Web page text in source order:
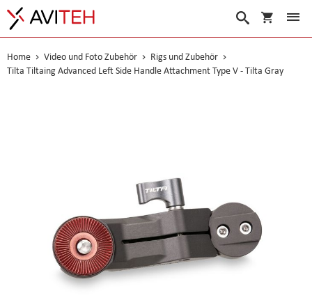
Suche
Home Video und Foto Zubehör
Rigs und Zubehör
Tilta Tiltaing Advanced Left Side Handle Attachment Type V - Tilta Gray